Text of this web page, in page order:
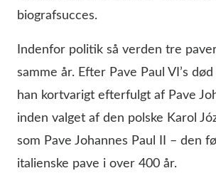
biografsucces.
Indenfor politik så verden tre
samme år. Efter Pave Paul VI’s
han kortvarigt efterfulgt af Pave
inden valget af den polske Karol
som Pave Johannes Paul II – den
italienske pave i over 400 år.